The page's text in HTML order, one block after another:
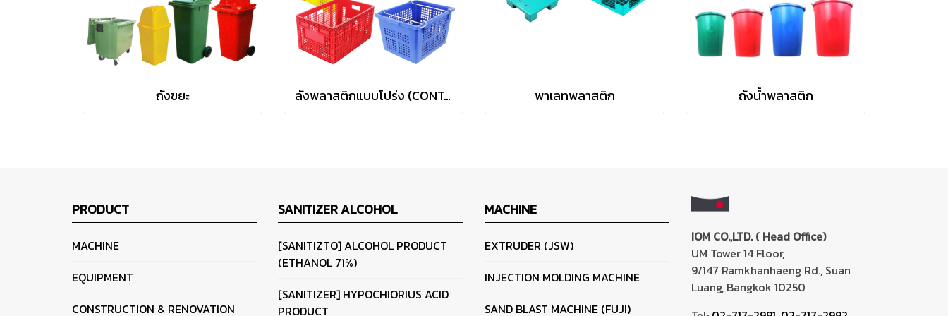
ถังขยะ ลังพลาสติกแบบโปร่ง (CONTAINER BOX ) พาเลทพลาสติก ถังน้ำพลาสติก
PRODUCT
MACHINE
EQUIPMENT
CONSTRUCTION & RENOVATION
SANITIZER ALCOHOL
[SANITIZTO] ALCOHOL PRODUCT
(ETHANOL 71%)
[SANITIZER] HYPOCHIORIUS ACID
PRODUCT
MACHINE
EXTRUDER (JSW)
INJECTION MOLDING MACHINE
SAND BLAST MACHINE (FUJI)
IOM CO.,LTD. ( Head Office)
UM Tower 14 Floor,
9/147 Ramkhanhaeng Rd., Suan
Luang, Bangkok 10250